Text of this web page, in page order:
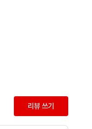
리뷰 쓰기